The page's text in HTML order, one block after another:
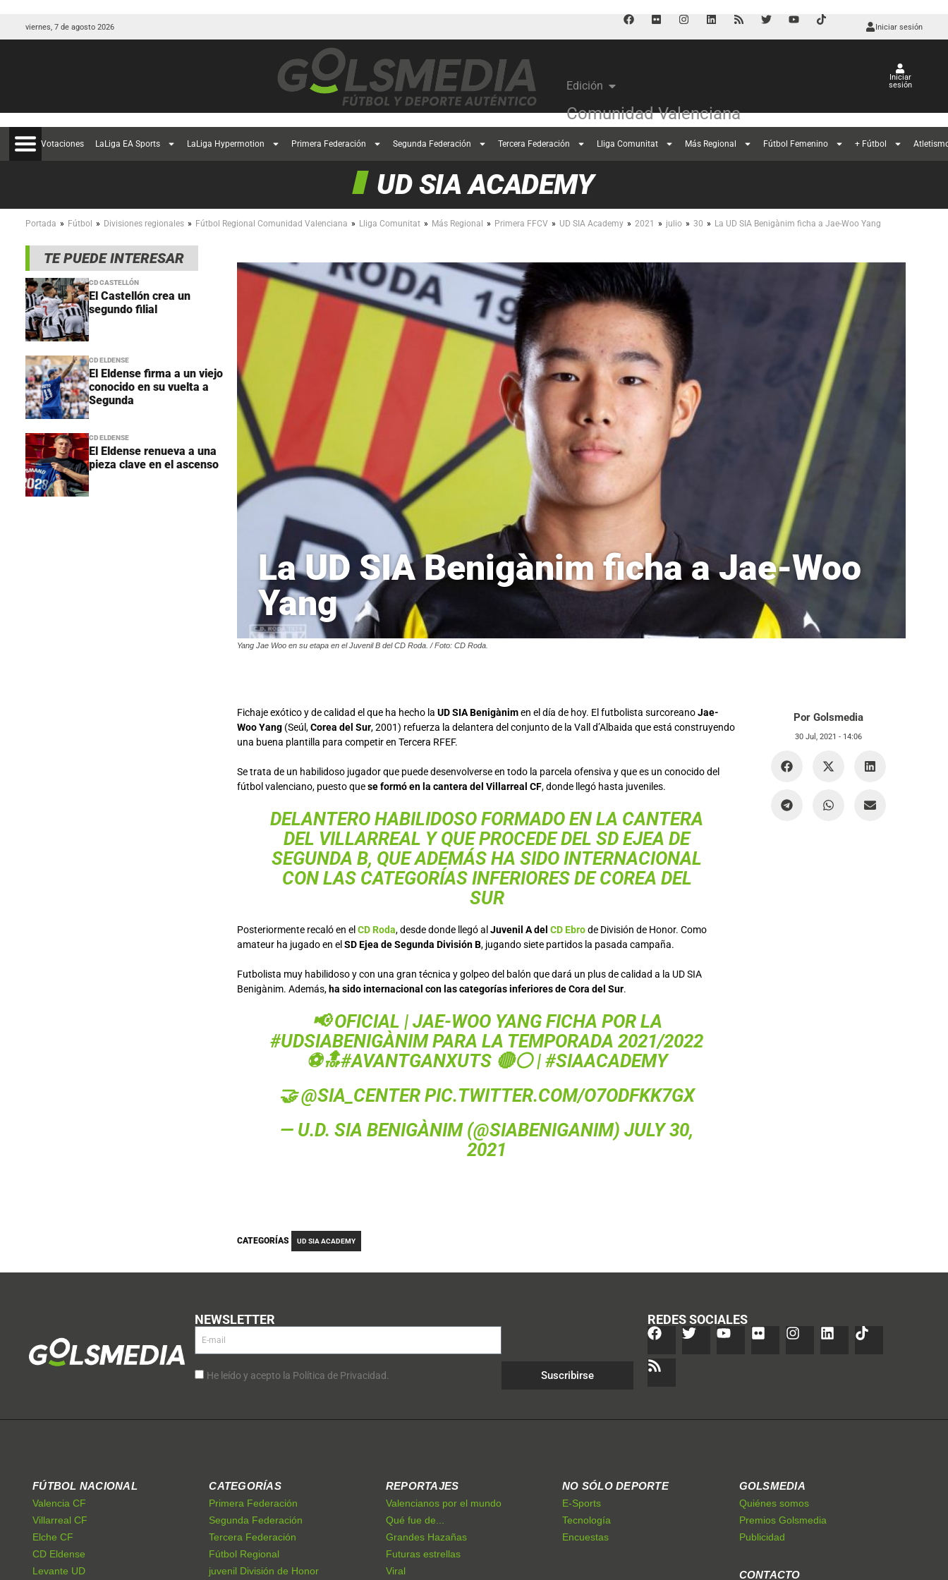
viernes, 7 de agosto 2026 Iniciar sesión
Edición
Comunidad Valenciana
Iniciar
sesión
Votaciones LaLiga EA Sports LaLiga Hypermotion Primera Federación Segunda Federación Tercera Federación Lliga Comunitat Más Regional Fútbol Femenino + Fútbol
UD SIA ACADEMY
Portada » Fútbol » Divisiones regionales » Fútbol Regional Comunidad Valenciana » Lliga Comunitat » Más Regional » Primera FFCV » UD SIA Academy » 2021 » julio » 30 » La UD SIA Benigànim ficha a Jae-Woo Yang
TE PUEDE INTERESAR
CD CASTELLÓN
El Castellón crea un
segundo filial
CD ELDENSE
El Eldense firma a un viejo
conocido en su vuelta a
Segunda
CD ELDENSE
El Eldense renueva a una
pieza clave en el ascenso
La UD SIA Benigànim ficha a Jae-Woo
Yang
Yang Jae Woo en su etapa en el Juvenil B del CD Roda. / Foto: CD Roda.
Fichaje exótico y de calidad el que ha hecho la UD SIA Benigànimen el día de hoy. El futbolista surcoreanoJae-
Woo Yang (Seúl,Corea del Sur, 2001) refuerza la delantera del conjunto de la Vall d’Albaida que está construyendo
una buena plantilla para competir en Tercera RFEF.
Se trata de un habilidoso jugador que puede desenvolverse en todo la parcela ofensiva y que es un conocido del
fútbol valenciano, puesto quese formó en la cantera del Villarreal CF, donde llegó hasta juveniles.
DELANTERO HABILIDOSO FORMADO EN LA CANTERA
DEL VILLARREAL Y QUE PROCEDE DEL SD EJEA DE
SEGUNDA B, QUE ADEMÁS HA SIDO INTERNACIONAL
CON LAS CATEGORÍAS INFERIORES DE COREA DEL
SUR
Posteriormente recaló en el CD Roda, desde donde llegó al Juvenil A del CD Ebrode División de Honor. Como
amateur ha jugado en el SD Ejea de Segunda División B, jugando siete partidos la pasada campaña.
Futbolista muy habilidoso y con una gran técnica y golpeo del balón que dará un plus de calidad a la UD SIA
Benigànim. Además, ha sido internacional con las categorías inferiores de Cora del Sur.
📢 OFICIAL | JAE-WOO YANG FICHA POR LA
#UDSIABENIGÀNIMPARA LA TEMPORADA 2021/2022
⚽🔝#AVANTGANXUTS🔴⚪ | #SIAACADEMY
🤝@SIA_CENTER PIC.TWITTER.COM/O7ODFKK7GX
— U.D. SIA BENIGÀNIM (@SIABENIGANIM) JULY 30,
2021
Por Golsmedia
30 Jul, 2021 - 14:06
CATEGORÍAS UD SIA ACADEMY
NEWSLETTER
He leído y acepto la Política de Privacidad. Suscribirse
REDES SOCIALES
FÚTBOL NACIONAL
Valencia CF
Villarreal CF
Elche CF
CD Eldense
Levante UD
CATEGORÍAS
Primera Federación
Segunda Federación
Tercera Federación
Fútbol Regional
juvenil División de Honor
REPORTAJES
Valencianos por el mundo
Qué fue de...
Grandes Hazañas
Futuras estrellas
Viral
NO SÓLO DEPORTE
E-Sports
Tecnología
Encuestas
GOLSMEDIA
Quiénes somos
Premios Golsmedia
Publicidad
CONTACTO